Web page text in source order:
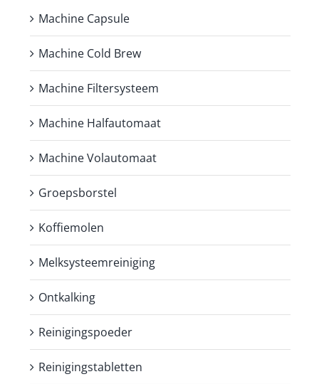
Machine Capsule
Machine Cold Brew
Machine Filtersysteem
Machine Halfautomaat
Machine Volautomaat
Groepsborstel
Koffiemolen
Melksysteemreiniging
Ontkalking
Reinigingspoeder
Reinigingstabletten